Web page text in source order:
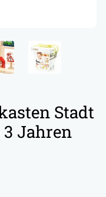
Stadt
Jahren